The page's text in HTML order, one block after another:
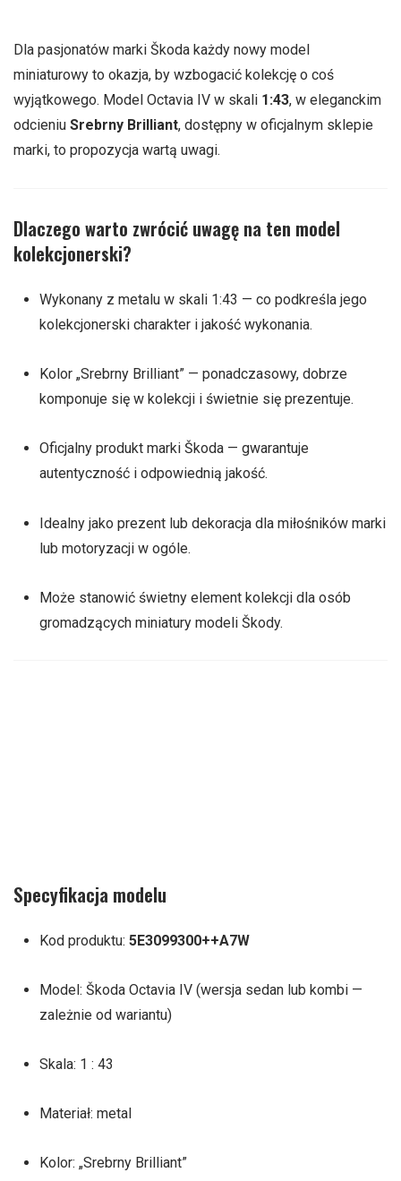
Dla pasjonatów marki Škoda każdy nowy model
miniaturowy to okazja, by wzbogacić kolekcję o coś
wyjątkowego. Model Octavia IV w skali 1:43, w eleganckim
odcieniu Srebrny Brilliant, dostępny w oficjalnym sklepie
marki, to propozycja wartą uwagi.
Dlaczego warto zwrócić uwagę na ten model
kolekcjonerski?
Wykonany z metalu w skali 1:43 — co podkreśla jego
kolekcjonerski charakter i jakość wykonania.
Kolor „Srebrny Brilliant” — ponadczasowy, dobrze
komponuje się w kolekcji i świetnie się prezentuje.
Oficjalny produkt marki Škoda — gwarantuje
autentyczność i odpowiednią jakość.
Idealny jako prezent lub dekoracja dla miłośników marki
lub motoryzacji w ogóle.
Może stanowić świetny element kolekcji dla osób
gromadzących miniatury modeli Škody.
Specyfikacja modelu
Kod produktu: 5E3099300++A7W
Model: Škoda Octavia IV (wersja sedan lub kombi —
zależnie od wariantu)
Skala: 1 : 43
Materiał: metal
Kolor: „Srebrny Brilliant”